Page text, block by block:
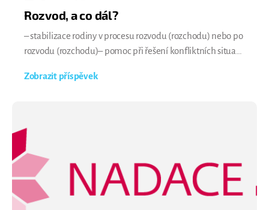
Rozvod, a co dál?
– stabilizace rodiny v procesu rozvodu (rozchodu) nebo po
rozvodu (rozchodu)– pomoc při řešení konfliktních situací,
dítěte
Zobrazit příspěvek